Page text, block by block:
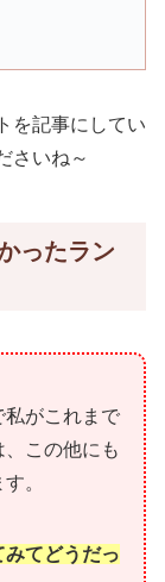
を記事にしてい
さいね～
ったラン
私がこれまで
この他にも
。
てどうだっ